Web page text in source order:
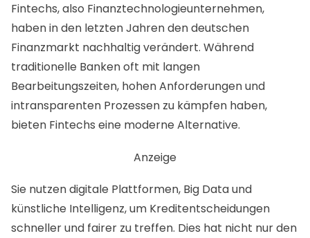
Fintechs, also Finanztechnologieunternehmen,
haben in den letzten Jahren den deutschen
Finanzmarkt nachhaltig verändert. Während
traditionelle Banken oft mit langen
Bearbeitungszeiten, hohen Anforderungen und
intransparenten Prozessen zu kämpfen haben,
bieten Fintechs eine moderne Alternative.
Anzeige
Sie nutzen digitale Plattformen, Big Data und
künstliche Intelligenz, um Kreditentscheidungen
schneller und fairer zu treffen. Dies hat nicht nur den